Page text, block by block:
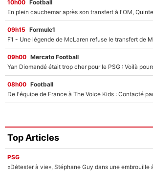
10h00 Football
09h15 Formule1
09h00 Mercato Football
08h00 Football
Top Articles
PSG
«Détester à vie», Stéphane Guy dans une embrouille